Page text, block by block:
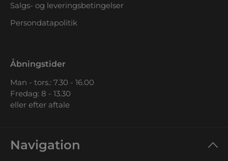
Salgs- og leveringsbetingelser
Persondatapolitik
Åbningstider
Man - tors.: 7.30 - 16.00
Fredag: 8 - 13.30
eller efter aftale
Navigation